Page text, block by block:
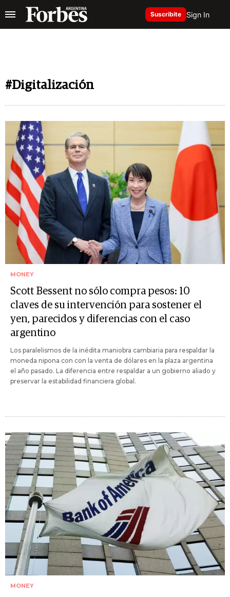
Suscribite Sign In
#Digitalización
MONEY
Scott Bessent no sólo compra pesos: 10
claves de su intervención para sostener el
yen, parecidos y diferencias con el caso
argentino
Los paralelismos de la inédita maniobra cambiaria para respaldar la
moneda nipona con con la venta de dólares en la plaza argentina
el año pasado. La diferencia entre respaldar a un gobierno aliado y
preservar la estabilidad financiera global.
MONEY